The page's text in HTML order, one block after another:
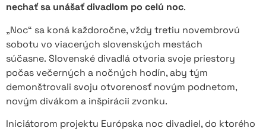
nechať sa unášať divadlom po celú noc.
„Noc“ sa koná každoročne, vždy tretiu novembrovú
sobotu vo viacerých slovenských mestách
súčasne. Slovenské divadlá otvoria svoje priestory
počas večerných a nočných hodín, aby tým
demonštrovali svoju otvorenosť novým podnetom,
novým divákom a inšpirácii zvonku.
Iniciátorom projektu Európska noc divadiel, do ktorého